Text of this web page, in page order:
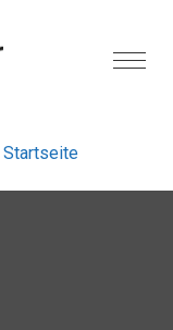
Startseite